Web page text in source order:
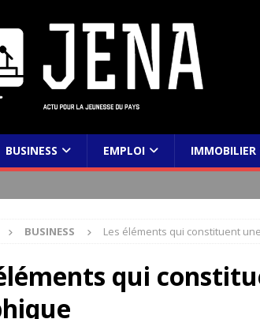
BUSINESS EMPLOI IMMOBILIER
BUSINESS Les éléments qui constituent
qui